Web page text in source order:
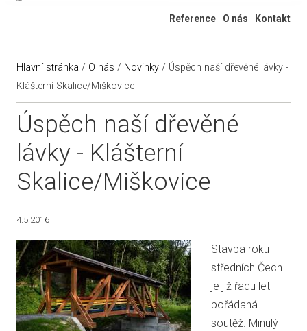
Reference O nás Kontakt
Hlavní stránka / O nás / Novinky / Úspěch naší dřevěné lávky -
Klášterní Skalice/Miškovice
Úspěch naší dřevěné
lávky - Klášterní
Skalice/Miškovice
4.5.2016
Stavba roku
středních Čech
je již řadu let
pořádaná
soutěž. Minulý